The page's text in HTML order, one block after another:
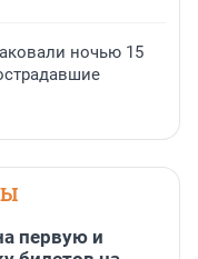
ночью 15
первую и